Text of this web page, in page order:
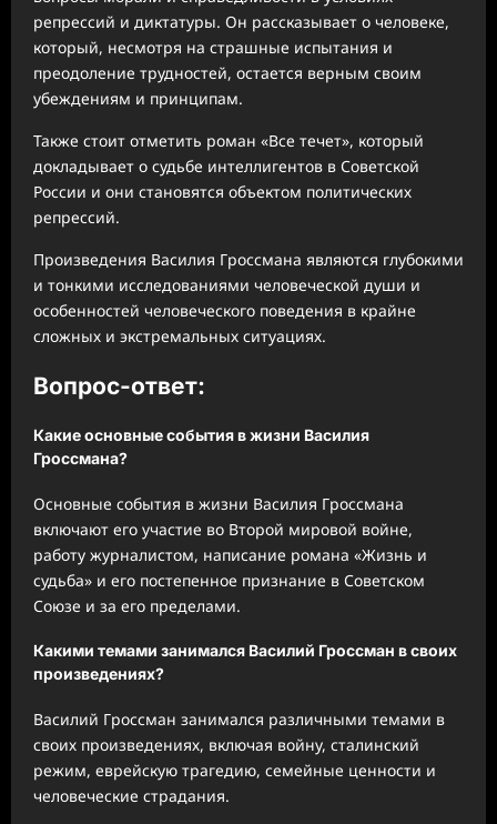
репрессий и диктатуры. Он рассказывает о человеке,
который, несмотря на страшные испытания и
преодоление трудностей, остается верным своим
убеждениям и принципам.
Также стоит отметить роман «Все течет», который
докладывает о судьбе интеллигентов в Советской
России и они становятся объектом политических
репрессий.
Произведения Василия Гроссмана являются глубокими
и тонкими исследованиями человеческой души и
особенностей человеческого поведения в крайне
сложных и экстремальных ситуациях.
Вопрос-ответ:
Какие основные события в жизни Василия
Гроссмана?
Основные события в жизни Василия Гроссмана
включают его участие во Второй мировой войне,
работу журналистом, написание романа «Жизнь и
судьба» и его постепенное признание в Советском
Союзе и за его пределами.
Какими темами занимался Василий Гроссман в своих
произведениях?
Василий Гроссман занимался различными темами в
своих произведениях, включая войну, сталинский
режим, еврейскую трагедию, семейные ценности и
человеческие страдания.